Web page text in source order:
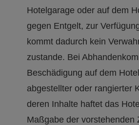
Hotelgarage oder auf dem
gegen Entgelt, zur
kommt dadurch kein
zustande. Bei
Beschädigung auf dem
abgestellter oder rangierter
deren Inhalte haftet das
Maßgabe der vorstehenden